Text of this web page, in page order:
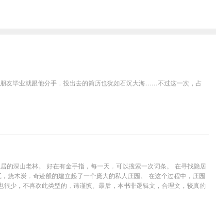
友毕业就跟他分手，投出去的简历也犹如石沉大海……不过这一次，占
的深山老林。 好在有金手指，每一天，可以搜索一次词条。 在寻找隐居
烧木炭，奇迹般的建立起了一个庞大的私人庄园。 在这个过程中，庄园
少，不喜欢此类型的，请谨慎。最后，本书非逻辑文，合理文，较真的